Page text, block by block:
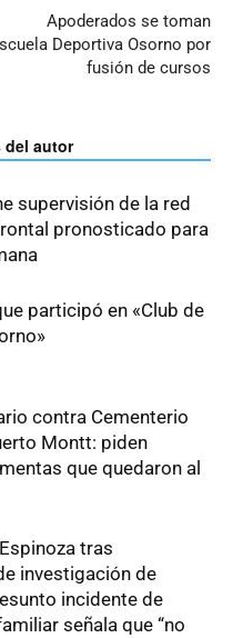
Apoderados se toman
Deportiva Osorno por
fusión de cursos
del autor
supervisión de la red
pronosticado para
participó en «Club de
contra Cementerio
Montt: piden
que quedaron al
tras
investigación de
incidente de
señala que “no